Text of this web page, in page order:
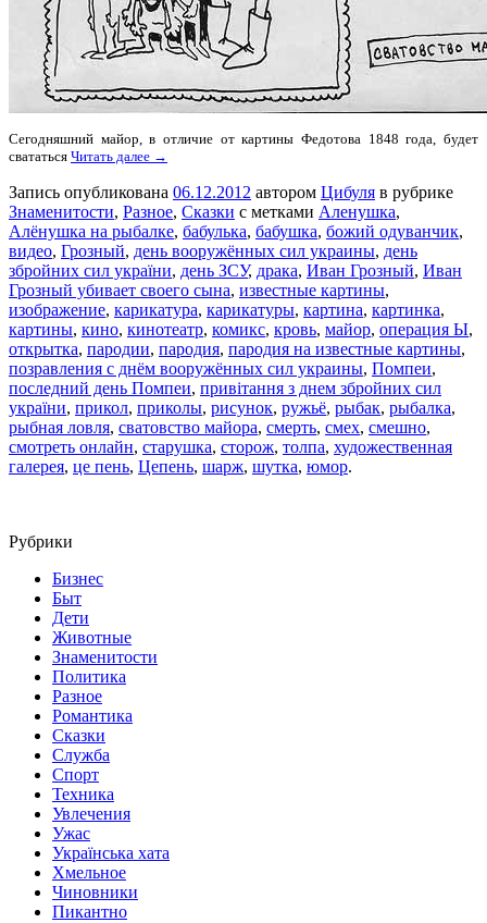
Сегодняшний майор, в отличие от картины Федотова 1848 года, будет
свататься Читать далее →
Запись опубликована 06.12.2012 автором Цибуля в рубрике
Знаменитости, Разное, Сказки с метками Аленушка,
Алёнушка на рыбалке, бабулька, бабушка, божий одуванчик,
видео, Грозный, день вооружённых сил украины, день
збройних сил україни, день ЗСУ, драка, Иван Грозный, Иван
Грозный убивает своего сына, известные картины,
изображение, карикатура, карикатуры, картина, картинка,
картины, кино, кинотеатр, комикс, кровь, майор, операция Ы,
открытка, пародии, пародия, пародия на известные картины,
позравления с днём вооружённых сил украины, Помпеи,
последний день Помпеи, привітання з днем збройних сил
україни, прикол, приколы, рисунок, ружьё, рыбак, рыбалка,
рыбная ловля, сватовство майора, смерть, смех, смешно,
смотреть онлайн, старушка, сторож, толпа, художественная
галерея, це пень, Цепень, шарж, шутка, юмор.
Рубрики
Бизнес
Быт
Дети
Животные
Знаменитости
Политика
Разное
Романтика
Сказки
Служба
Спорт
Техника
Увлечения
Ужас
Українська хата
Хмельное
Чиновники
Пикантно